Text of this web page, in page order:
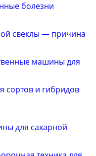
болезни
свеклы — причина
машины для
сортов и гибридов
для сахарной